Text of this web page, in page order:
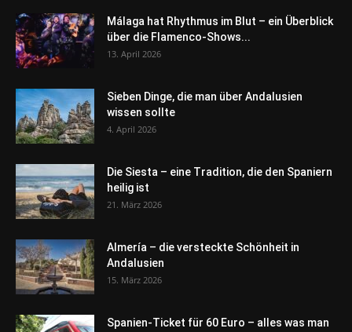
Málaga hat Rhythmus im Blut – ein Überblick
über die Flamenco-Shows...
13. April 2026
Sieben Dinge, die man über Andalusien
wissen sollte
4. April 2026
Die Siesta – eine Tradition, die den Spaniern
heilig ist
21. März 2026
Almería – die versteckte Schönheit in
Andalusien
15. März 2026
Spanien-Ticket für 60 Euro – alles was man